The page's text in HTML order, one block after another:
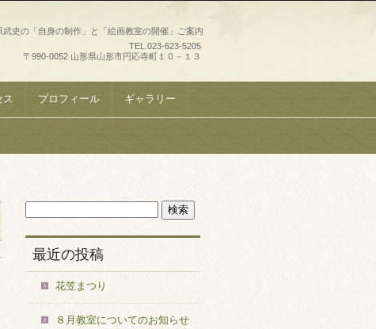
武史の「自身の制作」と「絵画教室の開催」ご案内
TEL. 023-623-5205
〒990-0052 山形県山形市円応寺町１０－１３
ス プロフィール ギャラリー
最近の投稿
花笠まつり
８月教室についてのお知らせ